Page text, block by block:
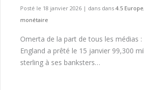
Posté le 18 janvier 2026 | dans dans 4.5 Europe,
monétaire
Omerta de la part de tous les médias
England a prêté le 15 janvier 99,300
sterling à ses banksters…